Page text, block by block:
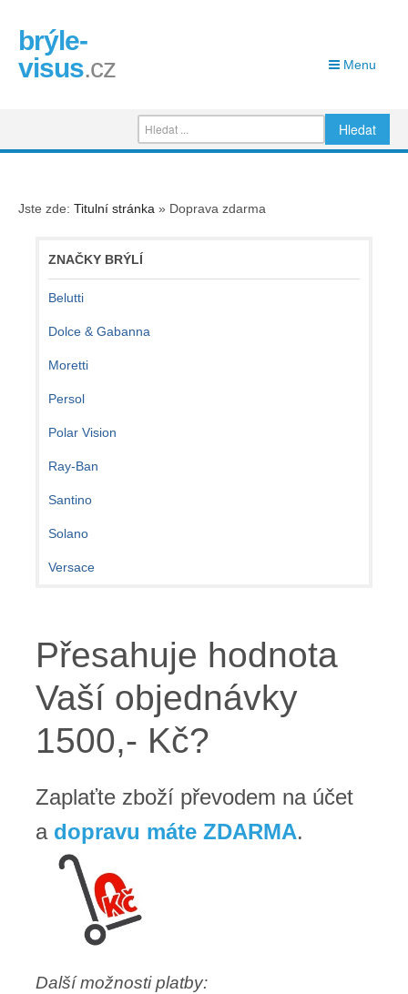
brýle-
visus.cz Menu
Jste zde: Titulní stránka » Doprava zdarma
ZNAČKY BRÝLÍ
Belutti
Dolce & Gabanna
Moretti
Persol
Polar Vision
Ray-Ban
Santino
Solano
Versace
Přesahuje hodnota
Vaší objednávky
1500,- Kč?
Zaplaťte zboží převodem na účet
a dopravu máte ZDARMA.
Další možnosti platby: